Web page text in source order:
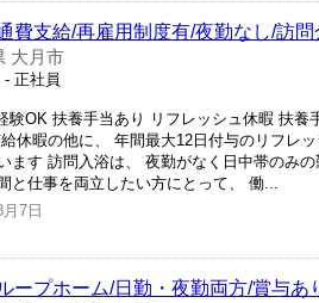
費支給/再雇用制度有/夜勤なし/訪問
大月市
- 正社員
験OK 扶養手当あり リフレッシュ休暇 扶
休暇の他に、 年間最大12日付与のリフレ
ます 訪問入浴は、 夜勤がなく日中帯のみ
と仕事を両立したい方にとって、 働...
月7日
ープホーム/日勤・夜勤両方/賞与あ